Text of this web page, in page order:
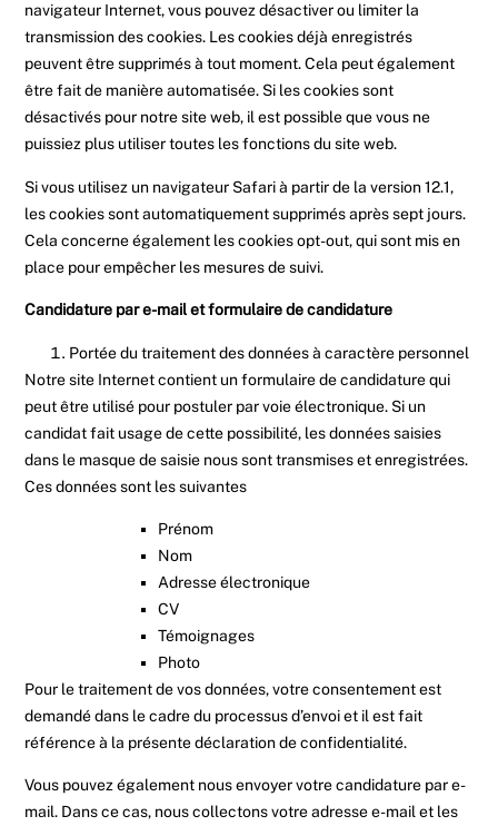
navigateur Internet, vous pouvez désactiver ou limiter la
transmission des cookies. Les cookies déjà enregistrés
peuvent être supprimés à tout moment. Cela peut également
être fait de manière automatisée. Si les cookies sont
désactivés pour notre site web, il est possible que vous ne
puissiez plus utiliser toutes les fonctions du site web.
Si vous utilisez un navigateur Safari à partir de la version 12.1,
les cookies sont automatiquement supprimés après sept jours.
Cela concerne également les cookies opt-out, qui sont mis en
place pour empêcher les mesures de suivi.
Candidature par e-mail et formulaire de candidature
Portée du traitement des données à caractère personnel
Notre site Internet contient un formulaire de candidature qui
peut être utilisé pour postuler par voie électronique. Si un
candidat fait usage de cette possibilité, les données saisies
dans le masque de saisie nous sont transmises et enregistrées.
Ces données sont les suivantes
Prénom
Nom
Adresse électronique
CV
Témoignages
Photo
Pour le traitement de vos données, votre consentement est
demandé dans le cadre du processus d’envoi et il est fait
référence à la présente déclaration de confidentialité.
Vous pouvez également nous envoyer votre candidature par e-
mail. Dans ce cas, nous collectons votre adresse e-mail et les